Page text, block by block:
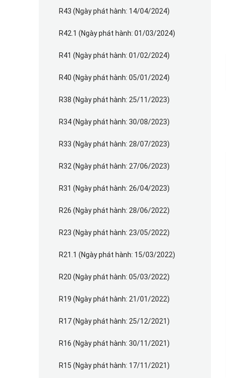
R43 (Ngày phát hành: 14/04/2024)
R42.1 (Ngày phát hành: 01/03/2024)
R41 (Ngày phát hành: 01/02/2024)
R40 (Ngày phát hành: 05/01/2024)
R38 (Ngày phát hành: 25/11/2023)
R34 (Ngày phát hành: 30/08/2023)
R33 (Ngày phát hành: 28/07/2023)
R32 (Ngày phát hành: 27/06/2023)
R31 (Ngày phát hành: 26/04/2023)
R26 (Ngày phát hành: 28/06/2022)
R23 (Ngày phát hành: 23/05/2022)
R21.1 (Ngày phát hành: 15/03/2022)
R20 (Ngày phát hành: 05/03/2022)
R19 (Ngày phát hành: 21/01/2022)
R17 (Ngày phát hành: 25/12/2021)
R16 (Ngày phát hành: 30/11/2021)
R15 (Ngày phát hành: 17/11/2021)